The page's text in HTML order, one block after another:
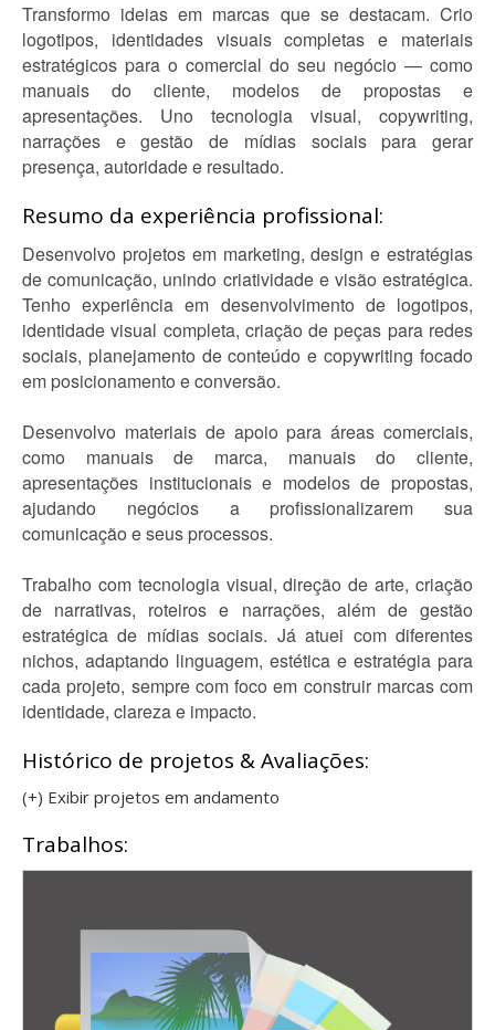
Transformo ideias em marcas que se destacam. Crio
logotipos, identidades visuais completas e materiais
estratégicos para o comercial do seu negócio — como
manuais do cliente, modelos de propostas e
apresentações. Uno tecnologia visual, copywriting,
narrações e gestão de mídias sociais para gerar
presença, autoridade e resultado.
Resumo da experiência profissional:
Desenvolvo projetos em marketing, design e estratégias
de comunicação, unindo criatividade e visão estratégica.
Tenho experiência em desenvolvimento de logotipos,
identidade visual completa, criação de peças para redes
sociais, planejamento de conteúdo e copywriting focado
em posicionamento e conversão.
Desenvolvo materiais de apoio para áreas comerciais,
como manuais de marca, manuais do cliente,
apresentações institucionais e modelos de propostas,
ajudando negócios a profissionalizarem sua
comunicação e seus processos.
Trabalho com tecnologia visual, direção de arte, criação
de narrativas, roteiros e narrações, além de gestão
estratégica de mídias sociais. Já atuei com diferentes
nichos, adaptando linguagem, estética e estratégia para
cada projeto, sempre com foco em construir marcas com
identidade, clareza e impacto.
Histórico de projetos & Avaliações:
(+) Exibir projetos em andamento
Trabalhos: